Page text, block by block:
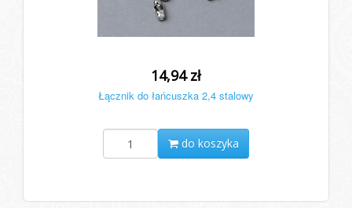
14,94 zł
Łącznik do łańcuszka 2,4 stalowy
do koszyka